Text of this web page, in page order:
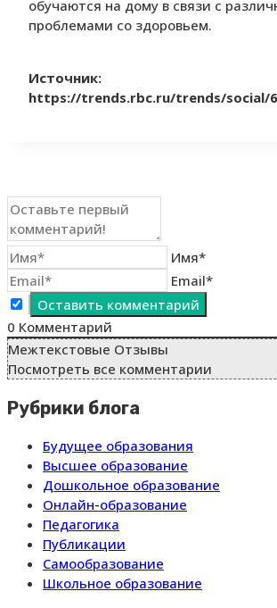
обучаются на дому в связи с
проблемами со здоровьем.
Источник:
https://trends.rbc.ru/trends/social/
Имя*
Email*
0 Комментарий
Межтекстовые Отзывы
Посмотреть все комментарии
Рубрики блога
Будущее образования
Высшее образование
Дошкольное образование
Онлайн-образование
Педагогика
Публикации
Самообразование
Школьное образование